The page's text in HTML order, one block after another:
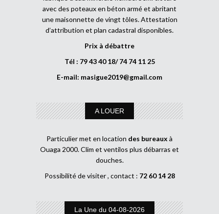
avec des poteaux en béton armé et abritant
une maisonnette de vingt tôles. Attestation
d’attribution et plan cadastral disponibles.
Prix à débattre
Tél : 79 43 40 18/ 74 74 11 25
E-mail: masigue2019@gmail.com
A LOUER
Particulier met en location des bureaux à
Ouaga 2000. Clim et ventilos plus débarras et
douches.
Possibilité de visiter , contact : 72 60 14 28
La Une du 04-08-2026